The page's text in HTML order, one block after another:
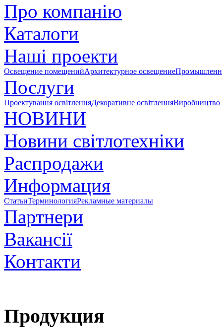
Про компанію
Каталоги
Наші проекти
Освещение помещенийАрхитектурное освещение
Послуги
Проектування освітленняДекоративне освітленняВиробництво
НОВИНИ
Новини світлотехніки
Распродажи
Информация
СтатьиТерминологияРекламные материалы
Партнери
Вакансії
Контакти
Продукция